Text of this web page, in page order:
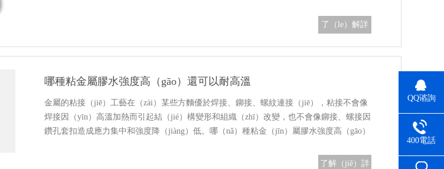
了（le）解詳
哪種粘金屬膠水強度高（gāo）還可以耐高溫
金屬的粘接（jiē）工藝在（zài）某些方麵優於焊接、鉚接、螺紋連接（jiē），粘接不會像
焊接因（yīn）高溫加熱而引起結（jié）構變形和組織（zhī）改變，也不會像鉚接、螺接因
鑽孔套扣造成應力集中和強度降（jiàng）低。哪（nǎ）種粘金（jīn）屬膠水強度高（gāo）
了解（jiě）詳
QQ谘詢
400電話